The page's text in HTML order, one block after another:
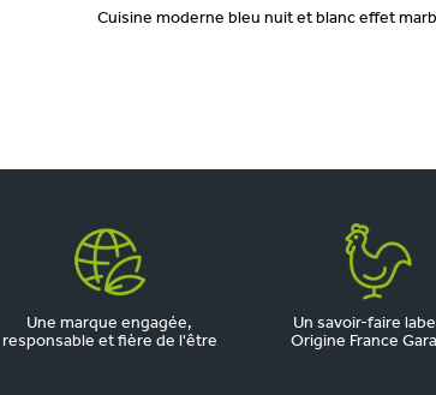
Cuisine moderne bleu nuit et blanc effet
Une marque engagée,
responsable et fière de l'être
Un savoir-faire
Origine France